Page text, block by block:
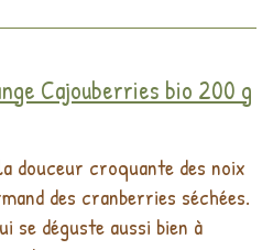
Cajouberries bio 200 g
douceur croquante des noix
des cranberries séchées.
se déguste aussi bien à